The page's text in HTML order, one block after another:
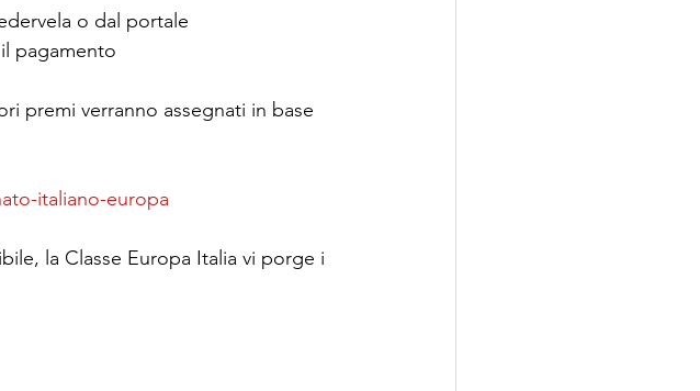
o dal portale
pagamento
premi verranno assegnati in base
italiano-europa
la Classe Europa Italia vi porge i